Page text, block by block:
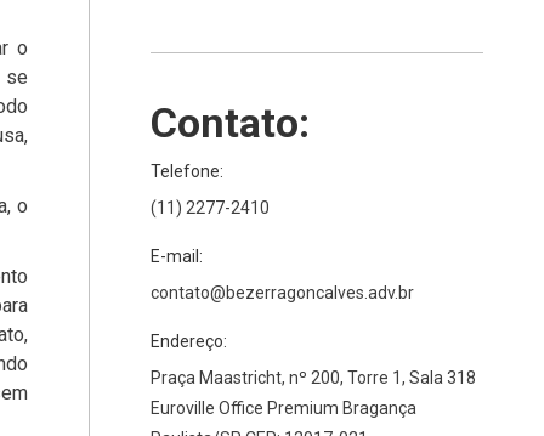
o
se
o
Contato:
Telefone:
(11) 2277-2410
E-mail:
contato@bezerragoncalves.adv.br
Endereço:
Praça Maastricht, nº 200, Torre 1, Sala 318
Euroville Office Premium Bragança